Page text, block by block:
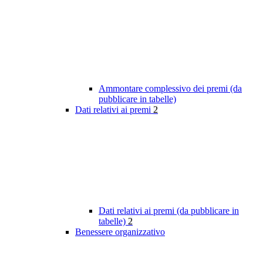
Ammontare complessivo dei premi (da
pubblicare in tabelle)
Dati relativi ai premi 2
Dati relativi ai premi (da pubblicare in
tabelle) 2
Benessere organizzativo